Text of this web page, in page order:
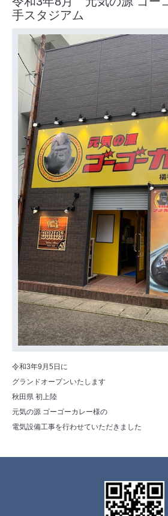
手スタジアム
令和3年9月5日に
グランドオープンいたします
秋田県 初上陸
元気の源 ゴーゴーカレー様の
電気設備工事を行わせていただきました